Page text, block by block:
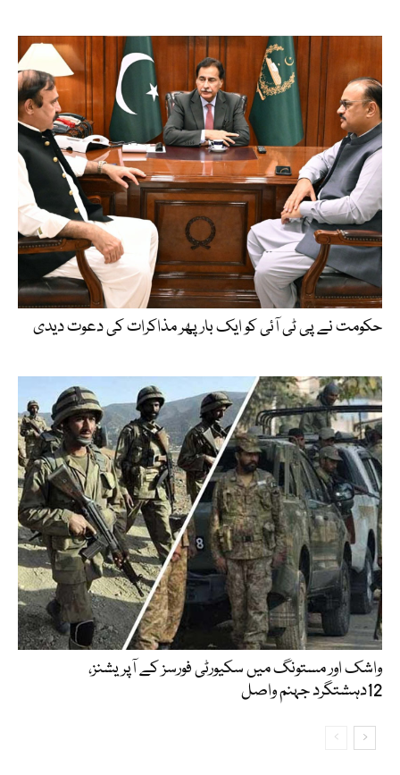
حکومت نے پی ٹی آئی کو ایک بارپھر مذاکرات کی دعوت دیدی
واشک اور مستونگ میں سکیورٹی فورسز کے آپریشنز،
12دہشتگرد جہنم واصل